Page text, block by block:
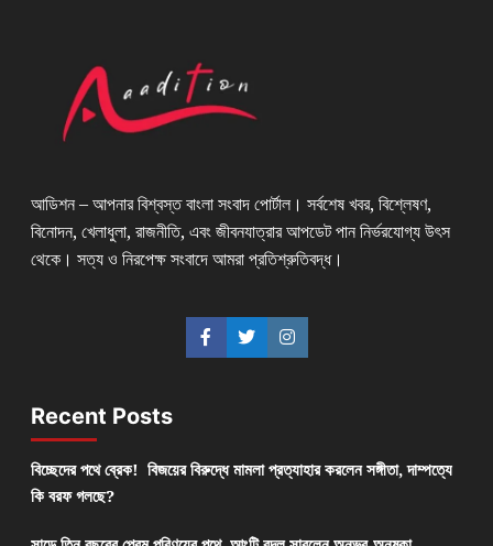
আডিশন – আপনার বিশ্বস্ত বাংলা সংবাদ পোর্টাল। সর্বশেষ খবর, বিশ্লেষণ,
বিনোদন, খেলাধুলা, রাজনীতি, এবং জীবনযাত্রার আপডেট পান নির্ভরযোগ্য উৎস
থেকে। সত্য ও নিরপেক্ষ সংবাদে আমরা প্রতিশ্রুতিবদ্ধ।
Recent Posts
বিচ্ছেদের পথে ব্রেক! বিজয়ের বিরুদ্ধে মামলা প্রত্যাহার করলেন সঙ্গীতা, দাম্পত্যে
কি বরফ গলছে?